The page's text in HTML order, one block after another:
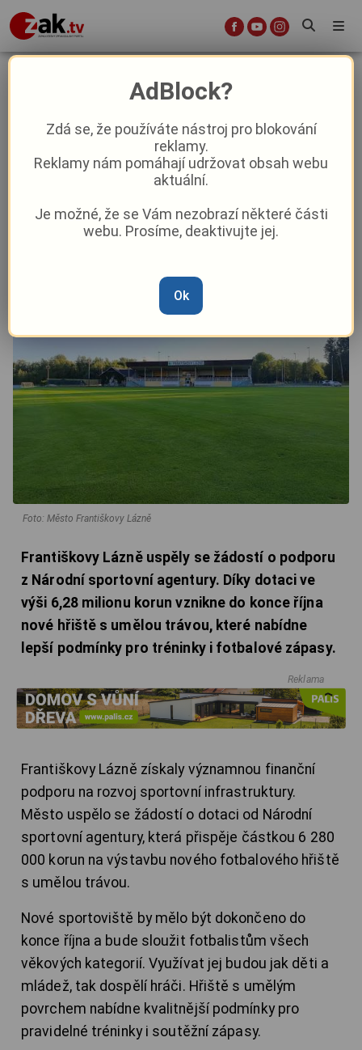
Sport ve Františkových Lázních
posílí. Město získalo přes šest
milionů korun na nové hřiště
Aktuality Z kraje
David Černý–7. 7.|14:55
Foto: Město Františkovy Lázně
Františkovy Lázně uspěly se žádostí o podporu
z Národní sportovní agentury. Díky dotaci ve
výši 6,28 milionu korun vznikne do konce října
nové hřiště s umělou trávou, které nabídne
lepší podmínky pro tréninky i fotbalové zápasy.
Reklama
Františkovy Lázně získaly významnou finanční
podporu na rozvoj sportovní infrastruktury.
Město uspělo se žádostí o dotaci od Národní
sportovní agentury, která přispěje částkou 6 280
000 korun na výstavbu nového fotbalového hřiště
s umělou trávou.
Nové sportoviště by mělo být dokončeno do
konce října a bude sloužit fotbalistům všech
věkových kategorií. Využívat jej budou jak děti a
mládež, tak dospělí hráči. Hřiště s umělým
povrchem nabídne kvalitnější podmínky pro
pravidelné tréninky i soutěžní zápasy.
AdBlock?
Zdá se, že používáte nástroj pro blokování
reklamy.
Reklamy nám pomáhají udržovat obsah webu
aktuální.
Je možné, že se Vám nezobrazí některé části
webu. Prosíme, deaktivujte jej.
Ok